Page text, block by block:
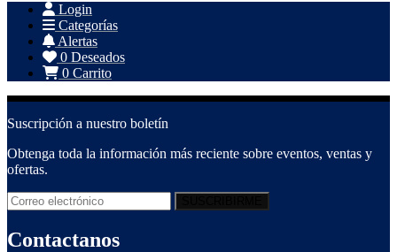
Login
Categorías
Alertas
0 Deseados
0 Carrito
Suscripción a nuestro boletín
Obtenga toda la información más reciente sobre eventos, ventas y
ofertas.
Contactanos